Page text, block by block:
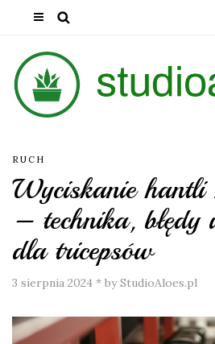
RUCH
Wyciskanie hantli
– technika, błędy
dla tricepsów
3 sierpnia 2024 * by StudioAloes.pl